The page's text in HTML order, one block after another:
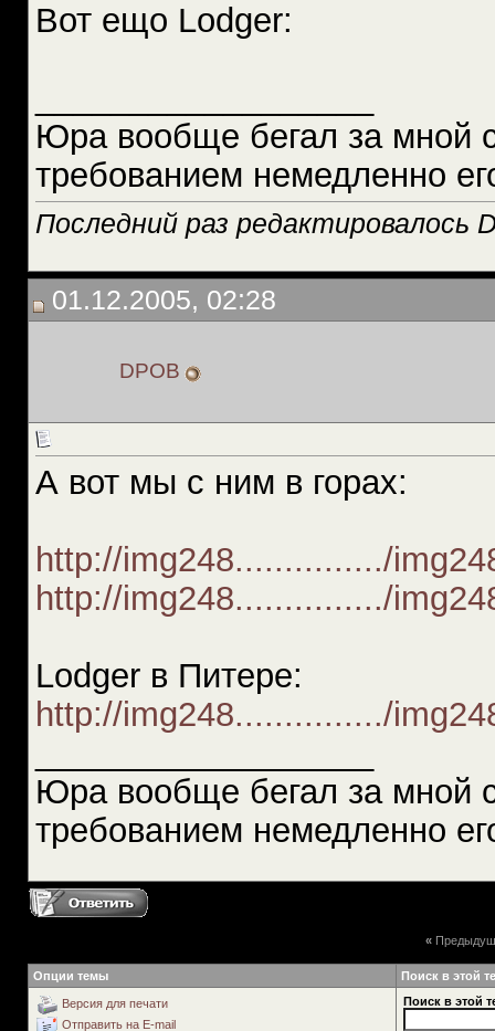
Вот ещо Lodger:
Юра вообще бегал за мной
требованием немедленно
Последний раз редактировалось
01.12.2005, 02:28
DPOB
А вот мы с ним в горах:
http://img248.............../
http://img248.............../
Lodger в Питере:
http://img248.............../
Юра вообще бегал за мной
требованием немедленно
«
Опции темы Поиск в этой
Версия для печати
Отправить на E-mail
Поиск в этой